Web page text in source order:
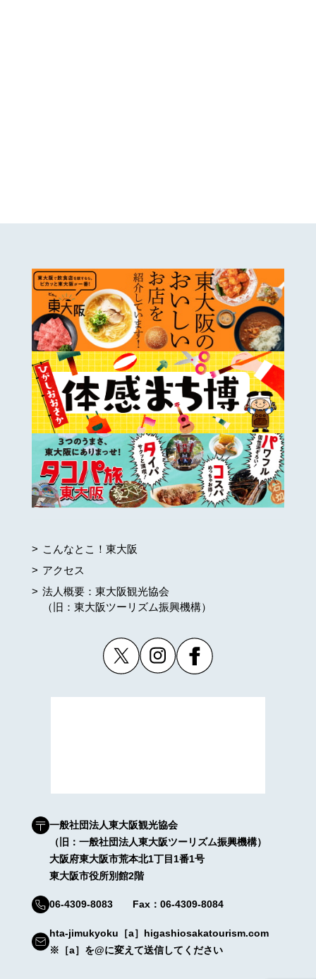
こんなとこ！東大阪
アクセス
法人概要：東大阪観光協会
（旧：東大阪ツーリズム振興機構）
一般社団法人東大阪観光協会
（旧：一般社団法人東大阪ツーリズム振興機構）
大阪府東大阪市荒本北1丁目1番1号
東大阪市役所別館2階
06-4309-8083 Fax：06-4309-8084
hta-jimukyoku［a］higashiosakatourism.com
※［a］を@に変えて送信してください